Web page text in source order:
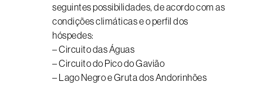
seguintes possibilidades, de acordo com as
condições climáticas e o perfil dos
hóspedes:
– Circuito das Águas
– Circuito do Pico do Gavião
– Lago Negro e Gruta dos Andorinhões